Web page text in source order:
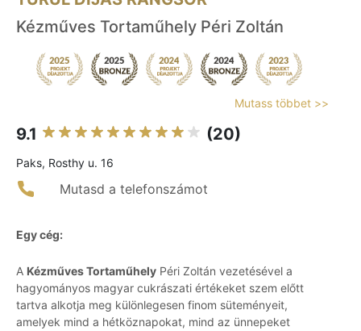
Kézműves Tortaműhely Péri Zoltán
Mutass többet >>
9.1 (20)
Paks, Rosthy u. 16
Mutasd a telefonszámot
Egy cég:
A Kézműves Tortaműhely Péri Zoltán vezetésével a
hagyományos magyar cukrászati értékeket szem előtt
tartva alkotja meg különlegesen finom süteményeit,
amelyek mind a hétköznapokat, mind az ünnepeket